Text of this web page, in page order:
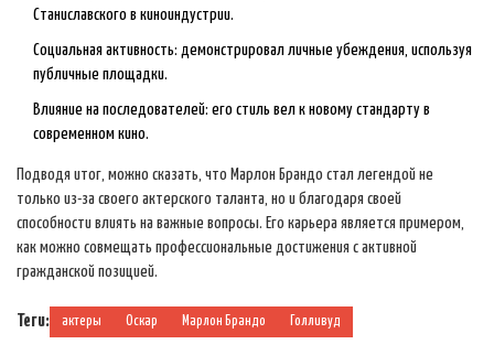
Станиславского в киноиндустрии.
Социальная активность: демонстрировал личные убеждения, используя
публичные площадки.
Влияние на последователей: его стиль вел к новому стандарту в
современном кино.
Подводя итог, можно сказать, что Марлон Брандо стал легендой не
только из-за своего актерского таланта, но и благодаря своей
способности влиять на важные вопросы. Его карьера является примером,
как можно совмещать профессиональные достижения с активной
гражданской позицией.
Теги: актеры Оскар Марлон Брандо Голливуд